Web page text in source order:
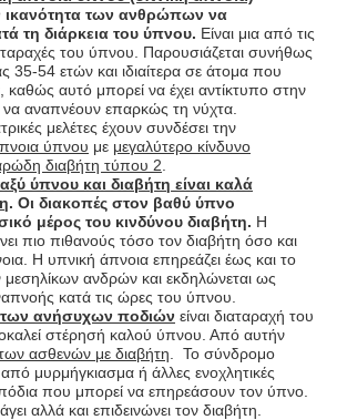
ικανότητα των ανθρώπων να
τη διάρκεια του ύπνου. Είναι μια από τις
του ύπνου. Παρουσιάζεται συνήθως
35-54 ετών και ιδιαίτερα σε άτομα που
καθώς αυτό μπορεί να έχει αντίκτυπο στην
να αναπνέουν επαρκώς τη νύχτα.
μελέτες έχουν συνδέσει την
ύπνου με μεγαλύτερο κίνδυνο
διαβήτη τύπου 2
ύπνου και διαβήτη είναι καλά
. Οι διακοπές στον βαθύ ύπνο
μέρος του κινδύνου διαβήτη. Η
πιο πιθανούς τόσο τον διαβήτη όσο και
Η υπνική άπνοια επηρεάζει έως και το
ανδρών και εκδηλώνεται ως
κατά τις ώρες του ύπνου.
ανήσυχων ποδιών είναι διαταραχή του
στέρησή καλού ύπνου. Από αυτήν
ασθενών με διαβήτη . Το σύνδρομο
από μυρμήγκιασμα ή άλλες ενοχλητικές
που μπορεί να επηρεάσουν τον ύπνο.
αλλά και επιδεινώνει τον διαβήτη.